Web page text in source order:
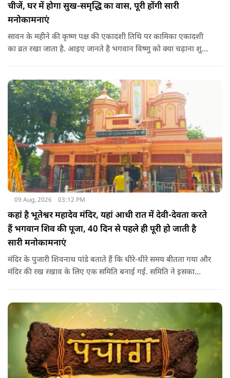
चीजें, घर में होगा सुख-समृद्धि का वास, पूरी होंगी सारी
मनोकामनाएं
सावन के महीने की कृष्ण पक्ष की एकादशी तिथि पर कामिका एकादशी
का व्रत रखा जाता है. आइए जानते है भगवान विष्णु को क्या चढ़ाना शुभ
09 Aug, 2026 03:12 PM
कहां है भूतेश्वर महादेव मंदिर, यहां आधी रात में देवी-देवता करते
हैं भगवान शिव की पूजा, 40 दिन से पहले ही पूरी हो जाती है
सारी मनोकामनाएं
मंदिर के पुजारी शिवनाथ पांडे बताते हैं कि धीरे-धीरे समय बीतता गया और
मंदिर की रख रखाव के लिए एक समिति बनाई गई. समिति ने इसका
कि यहां हर रोज नए चमत्‍कार समाने आते है.